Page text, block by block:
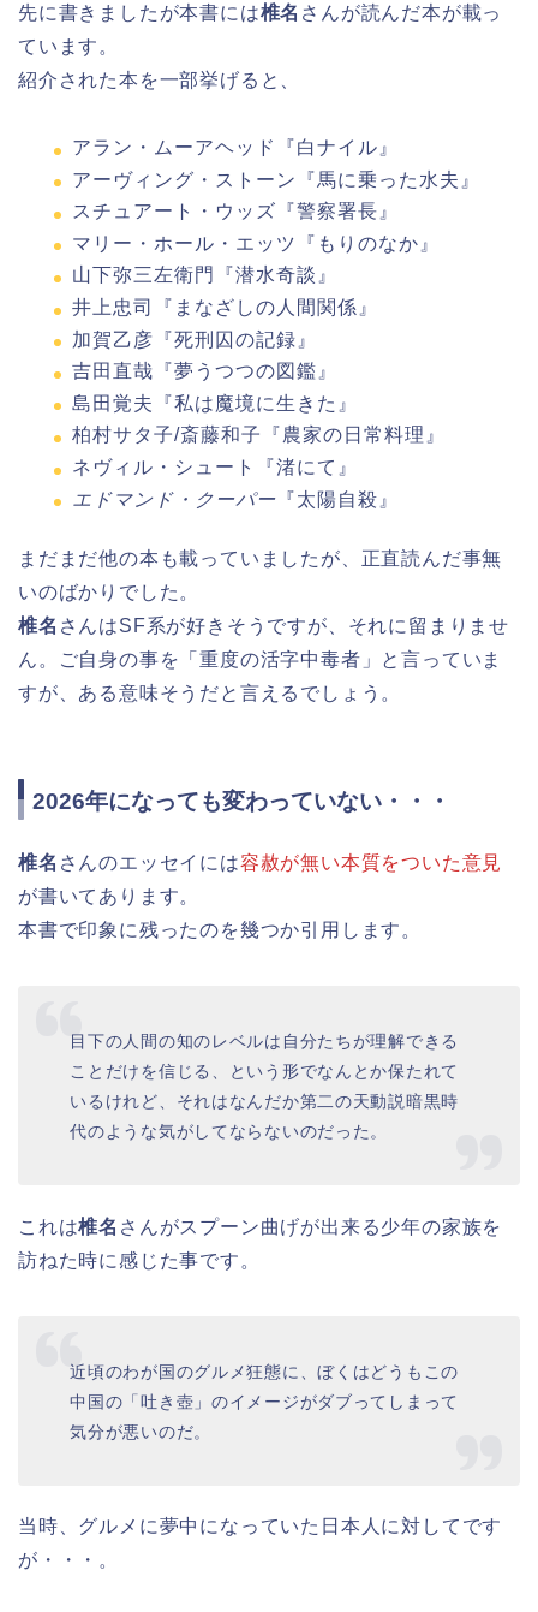
先に書きましたが本書には椎名 さんが読んだ本が載っ
ています。
紹介された本を一部挙げると、
アラン・ムーアヘッド『白ナイル』
アーヴィング・ストーン『馬に乗った水夫』
スチュアート・ウッズ『警察署長』
マリー・ホール・エッツ『もりのなか』
山下弥三左衛門『潜水奇談』
井上忠司『まなざしの人間関係』
加賀乙彦『死刑囚の記録』
吉田直哉『夢うつつの図鑑』
島田覚夫『私は魔境に生きた』
柏村サタ子/斎藤和子『農家の日常料理』
ネヴィル・シュート『渚にて』
エドマンド・クーパー 『太陽自殺』
まだまだ他の本も載っていましたが、正直読んだ事無
いのばかりでした。
椎名 さんはSF系が好きそうですが、それに留まりませ
ん。ご自身の事を「重度の活字中毒者」と言っていま
すが、ある意味そうだと言えるでしょう。
2026年になっても変わっていない・・・
椎名 さんのエッセイには容赦が無い本質をついた意見
が書いてあります。
本書で印象に残ったのを幾つか引用します。
目下の人間の知のレベルは自分たちが理解できる
ことだけを信じる、という形でなんとか保たれて
いるけれど、それはなんだか第二の天動説暗黒時
代のような気がしてならないのだった。
これは椎名 さんがスプーン曲げが出来る少年の家族を
訪ねた時に感じた事です。
近頃のわが国のグルメ狂態に、ぼくはどうもこの
中国の「吐き壺」のイメージがダブってしまって
気分が悪いのだ。
当時、グルメに夢中になっていた日本人に対してです
が・・・。